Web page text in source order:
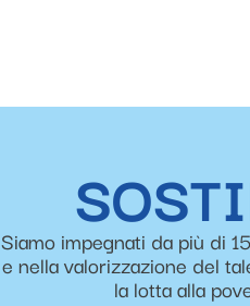
Siamo impegnati da più di
e nella valorizzazione del
la lotta alla